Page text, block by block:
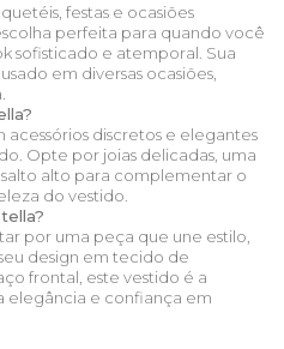
festas e ocasiões
perfeita para quando você
sofisticado e atemporal. Sua
em diversas ocasiões,
discretos e elegantes
Opte por joias delicadas, uma
alto para complementar o
do vestido.
por uma peça que une estilo,
design em tecido de
frontal, este vestido é a
elegância e confiança em